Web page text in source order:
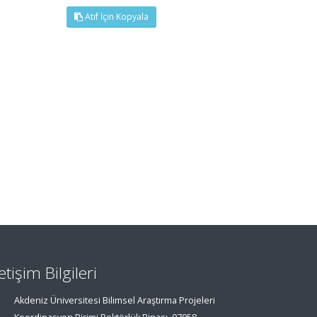
Atıf İçin Kopyala
Bilgileri
Akdeniz Üniversitesi Bilimsel Araştırma Projeleri